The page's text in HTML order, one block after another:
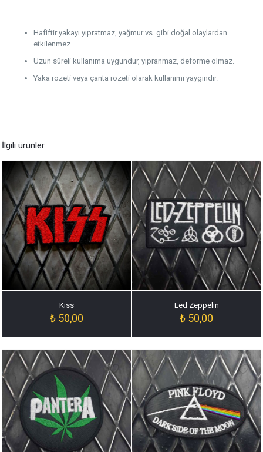
Hafiftir yakayı yıpratmaz, yağmur vs. gibi doğal olaylardan
etkilenmez.
Uzun süreli kullanıma uygundur, yıpranmaz, deforme olmaz.
Yaka rozeti veya çanta rozeti olarak kullanımı yaygındır.
İlgili ürünler
Kiss
₺ 50,00
Led Zeppelin
₺ 50,00